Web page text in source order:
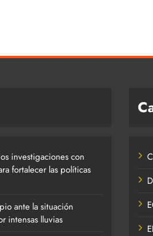
investigaciones con
fortalecer las políticas
ante la situación
intensas lluvias